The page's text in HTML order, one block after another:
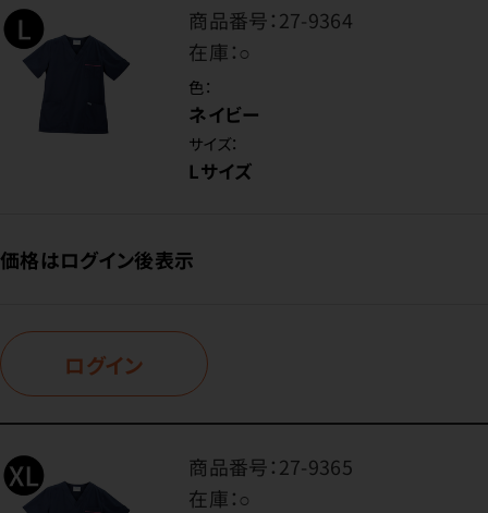
商品番号：27-9364
在庫：○
色：
ネイビー
サイズ：
Lサイズ
価格はログイン後表示
ログイン
商品番号：27-9365
在庫：○